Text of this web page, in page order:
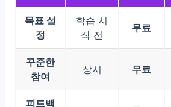
목표 설
정
학습 시
작 전
무료
꾸준한
참여
상시 무료
피드백